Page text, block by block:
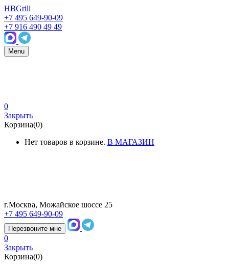
HBGrill
+7 495 649-90-09
+7 916 490 49 49
Menu
0
Закрыть
Корзина(0)
Нет товаров в корзине. В МАГАЗИН
г.Москва, Можайское шоссе 25
+7 495 649-90-09
Перезвоните мне
0
Закрыть
Корзина(0)